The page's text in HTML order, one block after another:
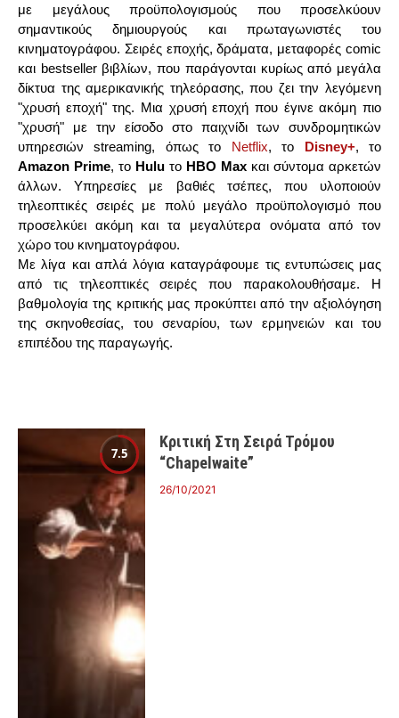
με μεγάλους προϋπολογισμούς που προσελκύουν
σημαντικούς δημιουργούς και πρωταγωνιστές του
κινηματογράφου. Σειρές εποχής, δράματα, μεταφορές comic
και bestseller βιβλίων, που παράγονται κυρίως από μεγάλα
δίκτυα της αμερικανικής τηλεόρασης, που ζει την λεγόμενη
"χρυσή εποχή" της. Μια χρυσή εποχή που έγινε ακόμη πιο
"χρυσή" με την είσοδο στο παιχνίδι των συνδρομητικών
υπηρεσιών streaming, όπως το
Netflix, το Disney+, το
Amazon Prime, το Hulu το HBO Max και σύντομα αρκετών
άλλων. Υπηρεσίες με βαθιές τσέπες, που υλοποιούν
τηλεοπτικές σειρές με πολύ μεγάλο προϋπολογισμό που
προσελκύει ακόμη και τα μεγαλύτερα ονόματα από τον
χώρο του κινηματογράφου.
Με λίγα και απλά λόγια καταγράφουμε τις εντυπώσεις μας
από τις τηλεοπτικές σειρές που παρακολουθήσαμε. Η
βαθμολογία της κριτικής μας προκύπτει από την αξιολόγηση
της σκηνοθεσίας, του σεναρίου, των ερμηνειών και του
επιπέδου της παραγωγής.
7.5
Κριτική Στη Σειρά Τρόμου
“Chapelwaite”
26/10/2021